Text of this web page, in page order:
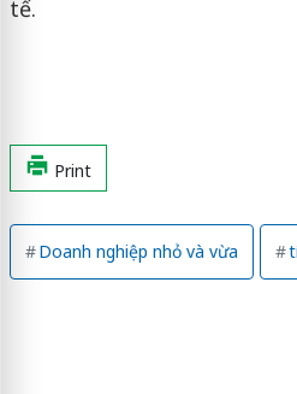
tế.
Print
Doanh nghiệp nhỏ và vừa